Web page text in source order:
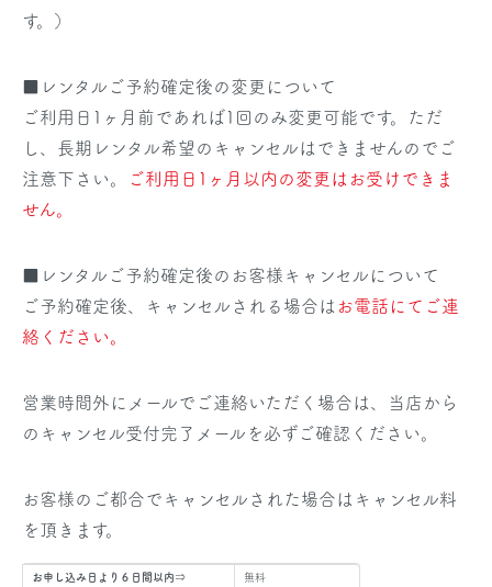
す。）
■レンタルご予約確定後の変更について
ご利用日1ヶ月前であれば1回のみ変更可能です。ただ
し、長期レンタル希望のキャンセルはできませんのでご
注意下さい。
ご利用日1ヶ月以内の変更はお受けできま
せん。
■レンタルご予約確定後のお客様キャンセルについて
ご予約確定後、キャンセルされる場合は お電話にてご連
絡ください。
営業時間外にメールでご連絡いただく場合は、当店から
のキャンセル受付完了メールを必ずご確認ください。
お客様のご都合でキャンセルされた場合はキャンセル料
を頂きます。
お申し込み日より６日間以内⇒ 無料